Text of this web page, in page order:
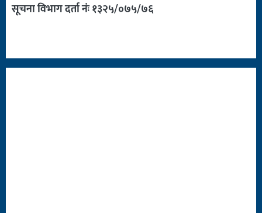
सूचना विभाग दर्ता नंः १३२५/०७५/७६